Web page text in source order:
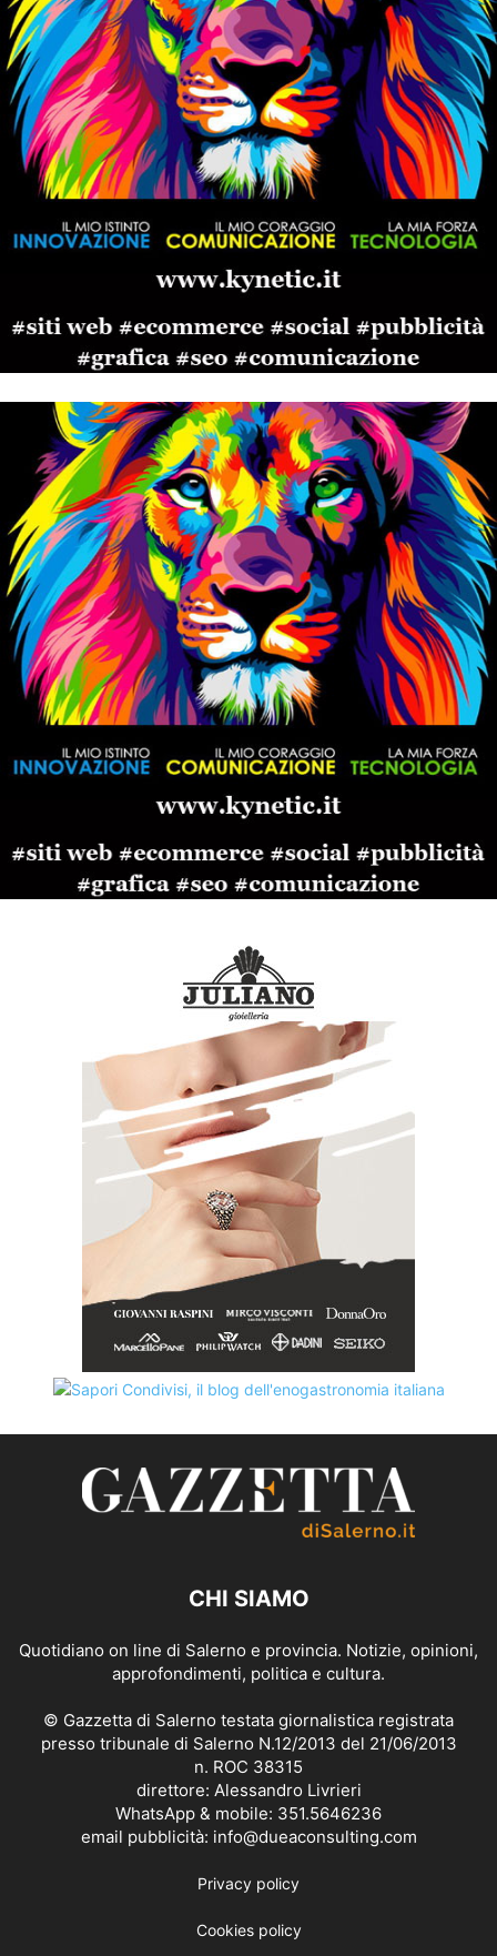
CHI SIAMO
Quotidiano on line di Salerno e provincia. Notizie, opinioni,
approfondimenti, politica e cultura.
© Gazzetta di Salerno testata giornalistica registrata
presso tribunale di Salerno N.12/2013 del 21/06/2013
n. ROC 38315
direttore: Alessandro Livrieri
WhatsApp & mobile: 351.5646236
email pubblicità: info@dueaconsulting.com
Privacy policy
Cookies policy